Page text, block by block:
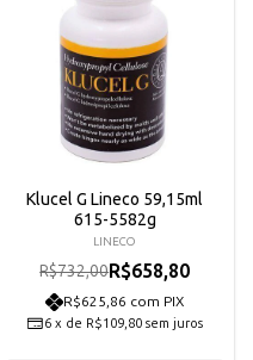
Klucel G Lineco 59,15ml
615-5582g
LINECO
R$732,00R$658,80
R$625,86 com PIX
6 x de R$109,80 sem juros